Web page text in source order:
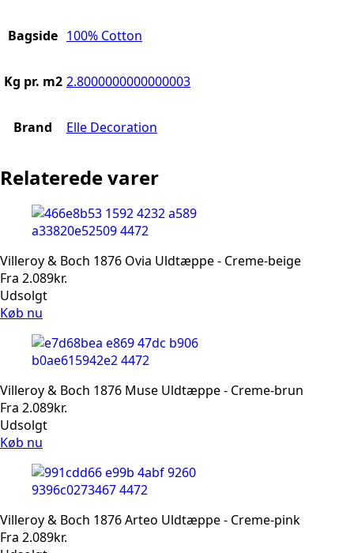
Bagside 100% Cotton
Kg pr. m2 2.8000000000000003
Brand Elle Decoration
Relaterede varer
Villeroy & Boch 1876 Ovia Uldtæppe - Creme-beige
Fra 2.089kr.
Udsolgt
Køb nu
Villeroy & Boch 1876 Muse Uldtæppe - Creme-brun
Fra 2.089kr.
Udsolgt
Køb nu
Villeroy & Boch 1876 Arteo Uldtæppe - Creme-pink
Fra 2.089kr.